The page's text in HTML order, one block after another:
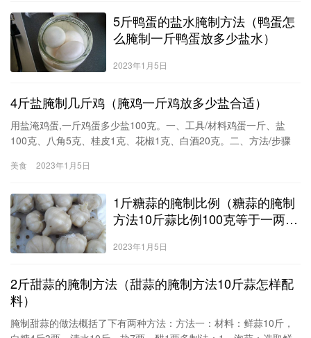
5斤鸭蛋的盐水腌制方法（鸭蛋怎
么腌制一斤鸭蛋放多少盐水）
2023年1月5日
4斤盐腌制几斤鸡（腌鸡一斤鸡放多少盐合适）
用盐淹鸡蛋,一斤鸡蛋多少盐100克。一、工具/材料鸡蛋一斤、盐
100克、八角5克、桂皮1克、花椒1克、白酒20克。二、方法/步骤
3、煮沸，冷却4、鸡蛋沾白酒5、倒入高汤6、盖上保鲜膜腌制。7、
行。1、黄沙腌
美食 2023年1月5日
1斤糖蒜的腌制比例（糖蒜的腌制
方法10斤蒜比例100克等于一两
2023年1月5日
2斤甜蒜的腌制方法（甜蒜的腌制方法10斤蒜怎样配
料）
腌制甜蒜的做法概括了下有两种方法：方法一：材料：鲜蒜10斤，